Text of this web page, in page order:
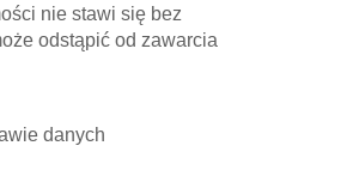
nie stawi się bez
odstąpić od zawarcia
danych